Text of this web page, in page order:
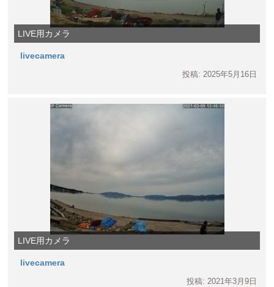
LIVE用カメラ
livecamera
投稿: 2025年5月16日
LIVE用カメラ
livecamera
投稿: 2021年3月9日